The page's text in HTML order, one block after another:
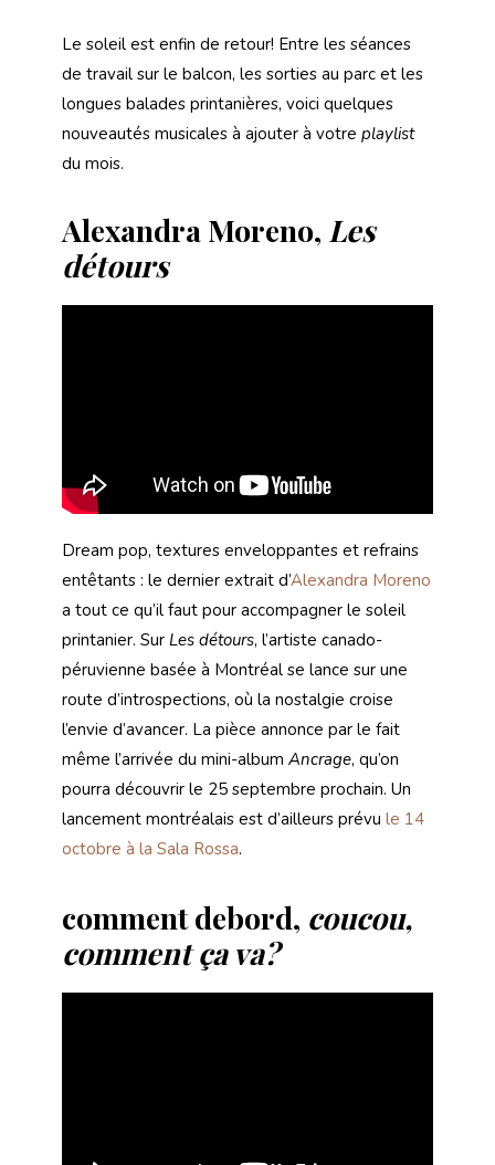
Le soleil est enfin de retour! Entre les séances
de travail sur le balcon, les sorties au parc et les
longues balades printanières, voici quelques
nouveautés musicales à ajouter à votre playlist
du mois.
Alexandra Moreno, Les
détours
Dream pop, textures enveloppantes et refrains
entêtants : le dernier extrait d’Alexandra Moreno
a tout ce qu’il faut pour accompagner le soleil
printanier. Sur Les détours, l’artiste canado-
péruvienne basée à Montréal se lance sur une
route d’introspections, où la nostalgie croise
l’envie d’avancer. La pièce annonce par le fait
même l’arrivée du mini-album Ancrage, qu’on
pourra découvrir le 25 septembre prochain. Un
lancement montréalais est d’ailleurs prévu le 14
octobre à la Sala Rossa.
comment debord, coucou,
comment ça va?